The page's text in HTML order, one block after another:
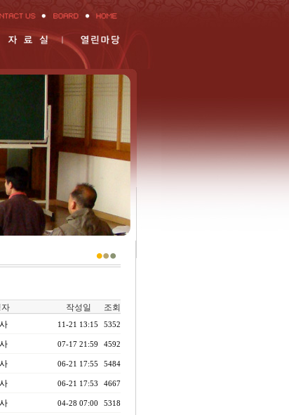
자 작성일 조회
11-21 13:15 5352
07-17 21:59 4592
06-21 17:55 5484
06-21 17:53 4667
04-28 07:00 5318